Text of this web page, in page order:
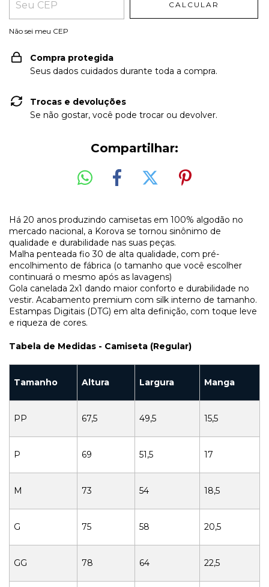
CALCULAR
Não sei meu CEP
Compra protegida
Seus dados cuidados durante toda a compra.
Trocas e devoluções
Se não gostar, você pode trocar ou devolver.
Compartilhar:
Há 20 anos produzindo camisetas em 100% algodão no
mercado nacional, a Korova se tornou sinônimo de
qualidade e durabilidade nas suas peças.
Malha penteada fio 30 de alta qualidade, com pré-
encolhimento de fábrica (o tamanho que você escolher
continuará o mesmo após as lavagens)
Gola canelada 2x1 dando maior conforto e durabilidade no
vestir. Acabamento premium com silk interno de tamanho.
Estampas Digitais (DTG) em alta definição, com toque leve
e riqueza de cores.
Tabela de Medidas - Camiseta (Regular)
Tamanho Altura Largura Manga
PP 67,5 49,5 15,5
P 69 51,5 17
M 73 54 18,5
G 75 58 20,5
GG 78 64 22,5